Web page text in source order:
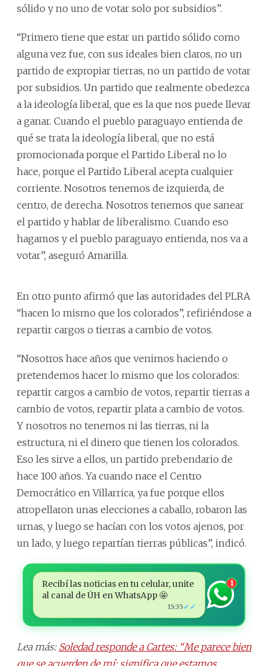
sólido y no uno de votar solo por subsidios”.
“Primero tiene que estar un partido sólido como
alguna vez fue, con sus ideales bien claros, no un
partido de expropiar tierras, no un partido de votar
por subsidios. Un partido que realmente obedezca
a la ideología liberal, que es la que nos puede llevar
a ganar. Cuando el pueblo paraguayo entienda de
qué se trata la ideología liberal, que no está
promocionada porque el Partido Liberal no lo
hace, porque el Partido Liberal acepta cualquier
corriente. Nosotros tenemos de izquierda, de
centro, de derecha. Nosotros tenemos que sanear
el partido y hablar de liberalismo. Cuando eso
hagamos y el pueblo paraguayo entienda, nos va a
votar”, aseguró Amarilla.
En otro punto afirmó que las autoridades del PLRA
“hacen lo mismo que los colorados”, refiriéndose a
repartir cargos o tierras a cambio de votos.
“Nosotros hace años que venimos haciendo o
pretendemos hacer lo mismo que los colorados:
repartir cargos a cambio de votos, repartir tierras a
cambio de votos, repartir plata a cambio de votos.
Y nosotros no tenemos ni las tierras, ni la
estructura, ni el dinero que tienen los colorados.
Eso les sirve a ellos, un partido prebendario de
hace 100 años. Ya cuando nace el Centro
Democrático en Villarrica, ya fue porque ellos
atropellaron unas elecciones a caballo, robaron las
urnas, y luego se hacían con los votos ajenos, por
un lado, y luego repartían tierras públicas”, indicó.
Recibí las noticias en tu celular, unite
al canal de ÚH en WhatsApp 🤩
15:35✓✓
1
Lea más: Soledad responde a Cartes: “Me parece bien
que se acuerden de mí; significa que estamos